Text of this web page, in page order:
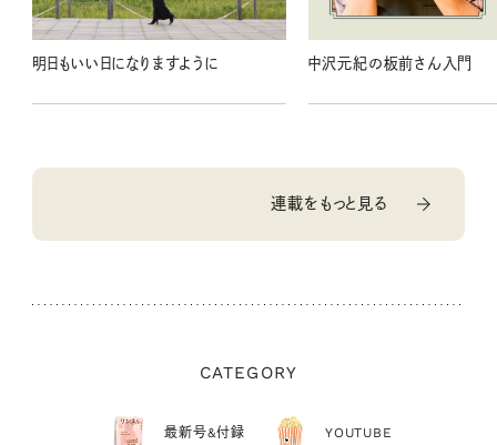
明日もいい日になりますように 中沢元紀の板前さん入門
連載をもっと見る
CATEGORY
最新号&付録 YOUTUBE